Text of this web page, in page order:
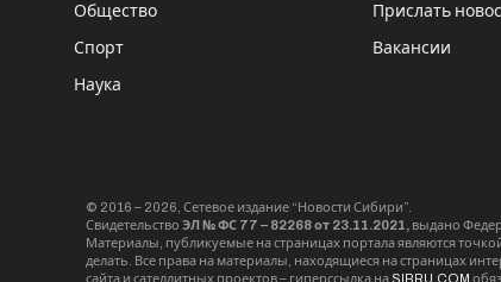
Общество
Спорт
Наука
Прислать
Вакансии
© 2016 – 2026, Сетевое издание “Новости Сибири”.
Свидетельство ЭЛ № ФС 77 – 82268 от 23.11.2021, выдано
Материалы, публикуемые на страницах портала являются
делать. Все права на материалы, находящиеся на страницах
сайта и сателлитных проектов – гиперссылка на SIBRU.COM